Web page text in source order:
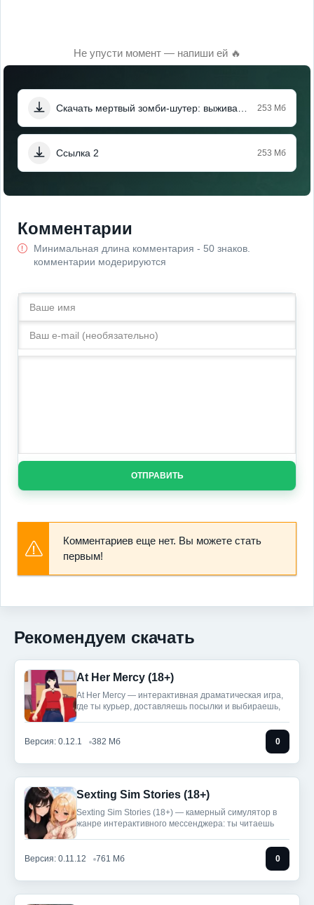
Не упусти момент — напиши ей 🔥
253 Мб
Ссылка 2 253 Мб
Комментарии
Минимальная длина комментария - 50 знаков.
комментарии модерируются
ОТПРАВИТЬ
Комментариев еще нет. Вы можете стать
первым!
Рекомендуем скачать
At Her Mercy (18+)
At Her Mercy — интерактивная драматическая игра,
где ты курьер, доставляешь посылки и выбираешь,
Версия: 0.12.1 382 Мб 0
Sexting Sim Stories (18+)
Sexting Sim Stories (18+) — камерный симулятор в
жанре интерактивного мессенджера: ты читаешь
Версия: 0.11.12 761 Мб 0